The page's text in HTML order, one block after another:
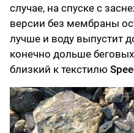
случае, на спуске с
версии без мембраны
лучше и воду выпустит
конечно дольше
близкий к текстилю